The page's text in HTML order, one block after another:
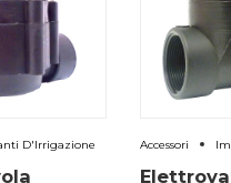
D'Irrigazione Accessori